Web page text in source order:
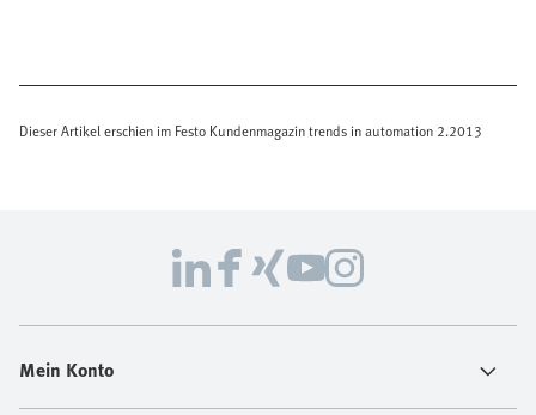
Dieser Artikel erschien im Festo Kundenmagazin trends in automation 2.2013
Mein Konto